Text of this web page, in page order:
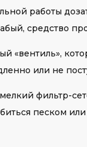
работы
средство
«вентиль»,
или не
фильтр-
песком